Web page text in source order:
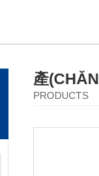
產
PRODUCTS